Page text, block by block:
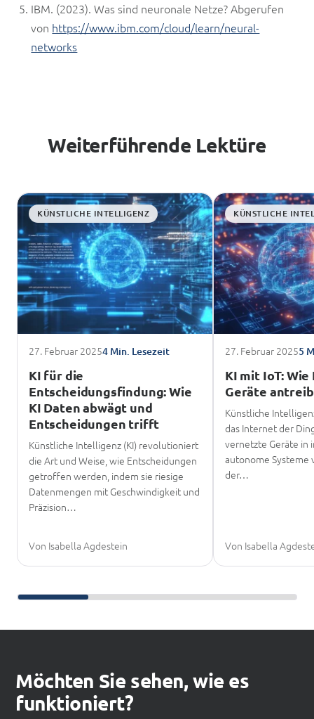
IBM. (2023). Was sind neuronale Netze? Abgerufen
von https://www.ibm.com/cloud/learn/neural-
networks
Weiterführende Lektüre
KÜNSTLICHE INTELLIGENZ
27. Februar 20254 Min. Lesezeit
KI für die
Entscheidungsfindung: Wie
KI Daten abwägt und
Entscheidungen trifft
Künstliche Intelligenz (KI) revolutioniert
die Art und Weise, wie Entscheidungen
getroffen werden, indem sie riesige
Datenmengen mit Geschwindigkeit und
Präzision…
Von Isabella Agdestein
KÜNSTLICHE
27. Februar 20255
KI mit IoT:
Geräte
Künstliche
das Internet der
vernetzte Geräte in
autonome Systeme
der…
Von Isabella
Weiter scrollen zum Weiterlesen
Möchten Sie sehen, wie es
funktioniert?